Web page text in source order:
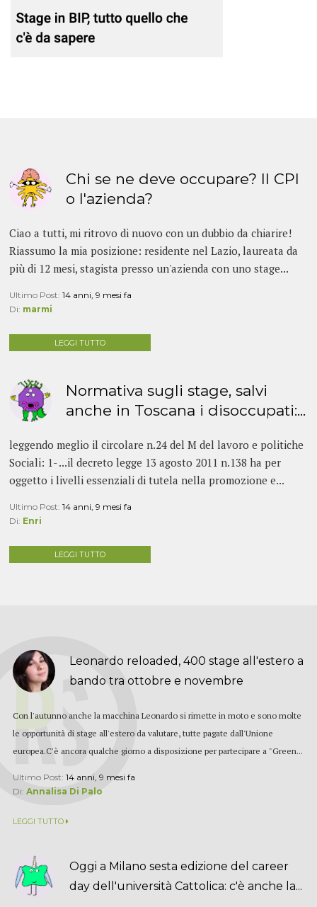
Chi se ne deve occupare? Il CPI
o l'azienda?
Ciao a tutti, mi ritrovo di nuovo con un dubbio da chiarire!
Riassumo la mia posizione: residente nel Lazio, laureata da
più di 12 mesi, stagista presso un'azienda con uno stage...
Ultimo Post:14 anni, 9 mesi fa
Di: marmi
LEGGI TUTTO
Normativa sugli stage, salvi
anche in Toscana i disoccupati:...
leggendo meglio il circolare n.24 del M del lavoro e politiche
Sociali: 1- ...il decreto legge 13 agosto 2011 n.138 ha per
oggetto i livelli essenziali di tutela nella promozione e...
Ultimo Post:14 anni, 9 mesi fa
Di: Enri
LEGGI TUTTO
Leonardo reloaded, 400 stage all'estero a
bando tra ottobre e novembre
Con l'autunno anche la macchina Leonardo si rimette in moto e sono molte
le opportunità di stage all'estero da valutare, tutte pagate dall'Unione
europea.C'è ancora qualche giorno a disposizione per partecipare a "Green...
Ultimo Post: 14 anni, 9 mesi fa
Di: Annalisa Di Palo
LEGGI TUTTO
Oggi a Milano sesta edizione del career
day dell'università Cattolica: c'è anche la...